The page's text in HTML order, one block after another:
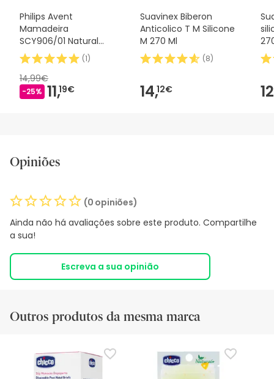
Philips Avent
Mamadeira
SCY906/01 Natural
Response 330ml
(1)
14,99€
-25% 11,19€
Suavinex Biberon
Anticolico T M Silicone
M 270 Ml
(8)
14,12€
Opiniões
(0 opiniões)
Ainda não há avaliações sobre este produto. Compartilhe
a sua!
Escreva a sua opinião
Outros produtos da mesma marca